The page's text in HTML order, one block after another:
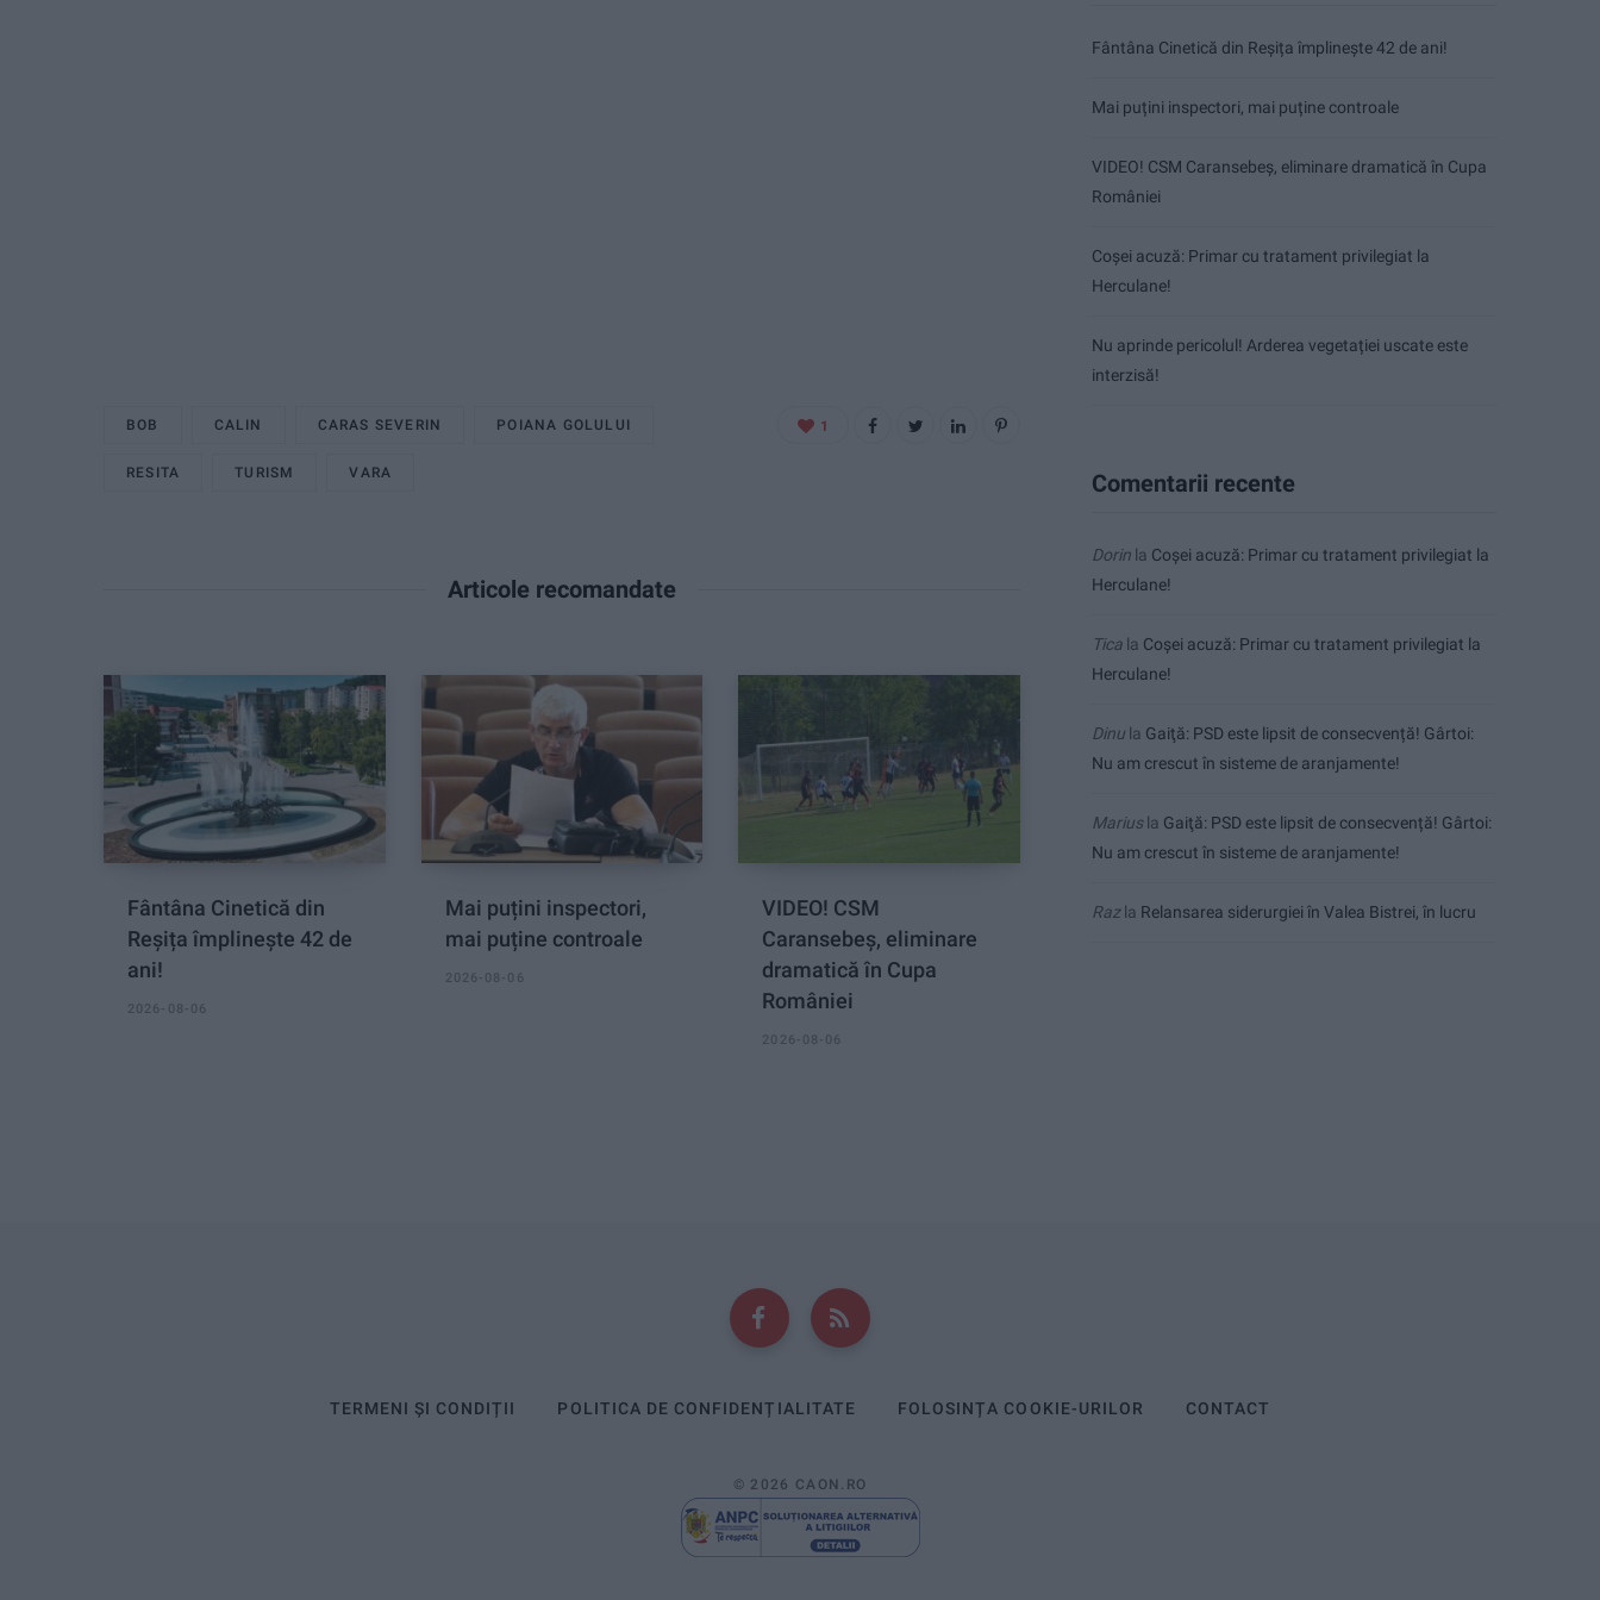
BOB CALIN CARAS SEVERIN POIANA GOLULUI
RESITA TURISM VARA
1
Articole recomandate
Fântâna Cinetică din
Reșița împlinește 42 de
ani!
2026-08-06
Mai puțini inspectori,
mai puține controale
2026-08-06
VIDEO! CSM
Caransebeș, eliminare
dramatică în Cupa
României
2026-08-06
Fântâna Cinetică din Reșița împlinește 42 de ani!
Mai puțini inspectori, mai puține controale
VIDEO! CSM Caransebeș, eliminare dramatică în Cupa
României
Coșei acuză: Primar cu tratament privilegiat la
Herculane!
Nu aprinde pericolul! Arderea vegetației uscate este
interzisă!
Comentarii recente
Dorin la Coșei acuză: Primar cu tratament privilegiat la
Herculane!
Tica la Coșei acuză: Primar cu tratament privilegiat la
Herculane!
Dinu la Gaiţă: PSD este lipsit de consecvență! Gârtoi:
Nu am crescut în sisteme de aranjamente!
Mariusla Gaiţă: PSD este lipsit de consecvență! Gârtoi:
Nu am crescut în sisteme de aranjamente!
Razla Relansarea siderurgiei în Valea Bistrei, în lucru
TERMENI ȘI CONDIȚII POLITICA DE CONFIDENȚIALITATE FOLOSINȚA COOKIE-URILOR CONTACT
© 2026 CAON.RO